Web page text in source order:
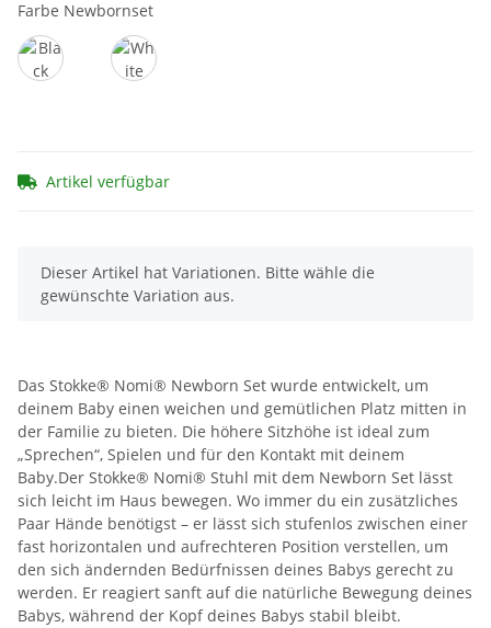
Farbe Newbornset
Artikel verfügbar
x
Dieser Artikel hat Variationen. Bitte wähle die
gewünschte Variation aus.
Das Stokke® Nomi® Newborn Set wurde entwickelt, um
deinem Baby einen weichen und gemütlichen Platz mitten in
der Familie zu bieten. Die höhere Sitzhöhe ist ideal zum
„Sprechen“, Spielen und für den Kontakt mit deinem
Baby.Der Stokke® Nomi® Stuhl mit dem Newborn Set lässt
sich leicht im Haus bewegen. Wo immer du ein zusätzliches
Paar Hände benötigst – er lässt sich stufenlos zwischen einer
fast horizontalen und aufrechteren Position verstellen, um
den sich ändernden Bedürfnissen deines Babys gerecht zu
werden. Er reagiert sanft auf die natürliche Bewegung deines
Babys, während der Kopf deines Babys stabil bleibt.​